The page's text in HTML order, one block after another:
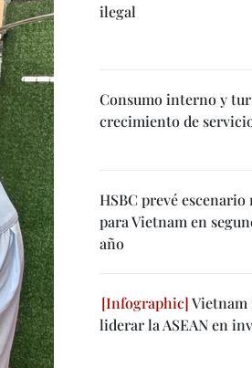
ilegal
Consumo interno y
crecimiento de
HSBC prevé escenario
para Vietnam en
año
Vietnam
liderar la ASEAN en